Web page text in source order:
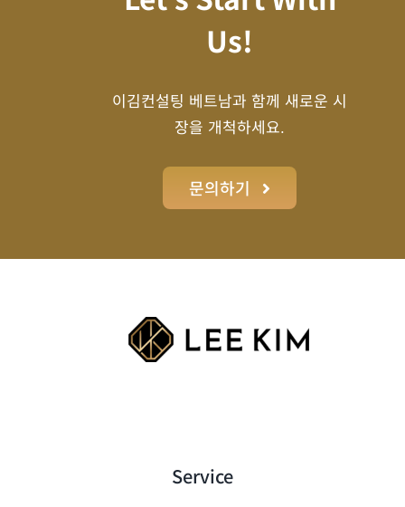
Us!
이김컨설팅 베트남과 함께 새로운 시
장을 개척하세요.
문의하기
Service